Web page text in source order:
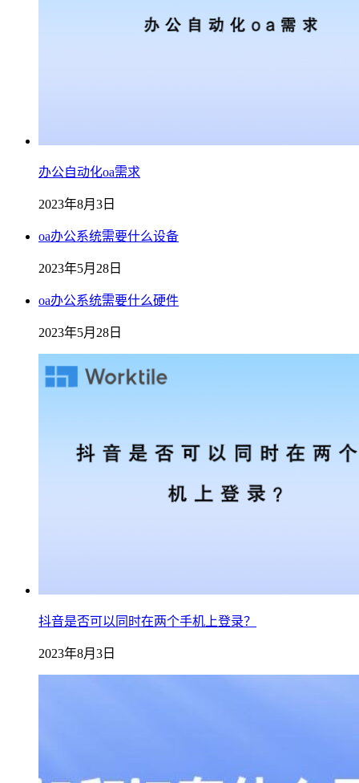
办公自动化oa需求
2023年8月3日
oa办公系统需要什么设备
2023年5月28日
oa办公系统需要什么硬件
2023年5月28日
抖音是否可以同时在两个手机上登录？
2023年8月3日